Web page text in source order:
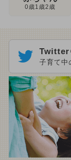
0歳1歳2歳
Twitter
子育て中